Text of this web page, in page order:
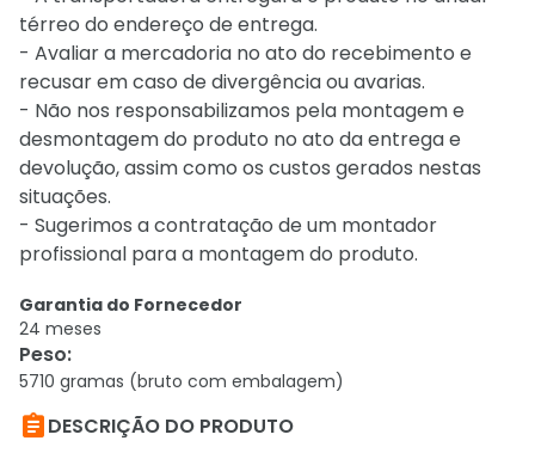
térreo do endereço de entrega.
- Avaliar a mercadoria no ato do recebimento e
recusar em caso de divergência ou avarias.
- Não nos responsabilizamos pela montagem e
desmontagem do produto no ato da entrega e
devolução, assim como os custos gerados nestas
situações.
- Sugerimos a contratação de um montador
profissional para a montagem do produto.
Garantia do Fornecedor
24 meses
Peso:
5710 gramas (bruto com embalagem)
DESCRIÇÃO DO PRODUTO